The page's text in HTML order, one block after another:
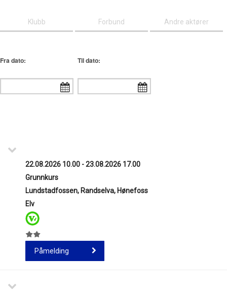
Klubb Forbund Andre aktører
Fra dato: Til dato:
22.08.2026 10.00 - 23.08.2026 17.00
Grunnkurs
Lundstadfossen, Randselva, Hønefoss
Elv
Påmelding